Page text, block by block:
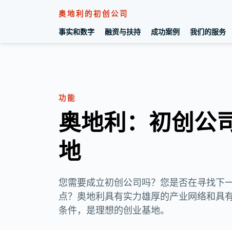
奥地利的初创公司
事实和数字
融资与扶持 成功案例 我们的服务
功能
奥地利：初创公
地
您需要成立初创公司吗？您是否在寻找下
点？奥地利具有实力雄厚的产业网络和具
条件，是理想的创业基地。